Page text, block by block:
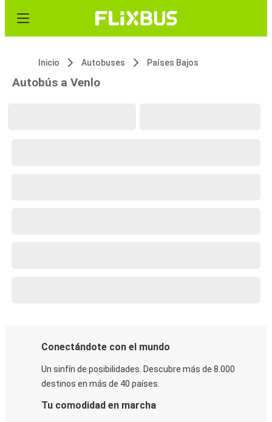
Inicio Autobuses Países Bajos
Autobús a Venlo
Conectándote con el mundo
Un sinfín de posibilidades. Descubre más de 8.000
destinos en más de 40 países.
Tu comodidad en marcha